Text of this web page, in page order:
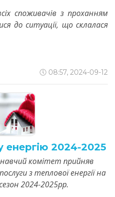
з проханням
до ситуації, що склалася
🕔 08:57, 2024-09-12
енергію 2024-2025
комітет прийняв
з теплової енергії на
2024-2025рр.